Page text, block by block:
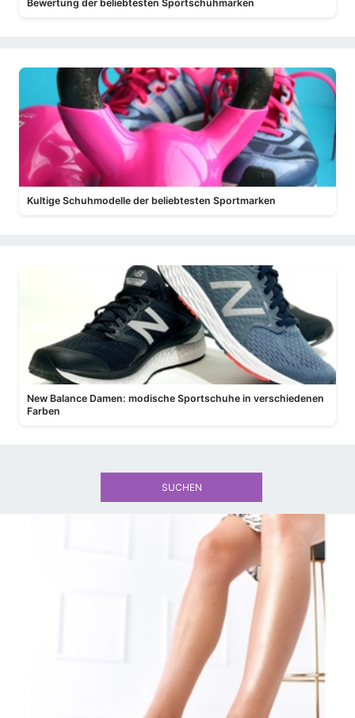
Bewertung der beliebtesten Sportschuhmarken
Kultige Schuhmodelle der beliebtesten Sportmarken
New Balance Damen: modische Sportschuhe in verschiedenen
Farben
SUCHEN